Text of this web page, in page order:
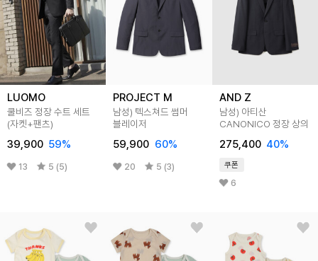
LUOMO
쿨비즈 정장 수트 세트
(자켓+팬츠)
39,900 59%
13 5 (5)
PROJECT M
남성) 텍스쳐드 썸머
블레이저
59,900 60%
20 5 (3)
AND Z
남성) 아티산
CANONICO 정장 상의
275,400 40%
쿠폰
6